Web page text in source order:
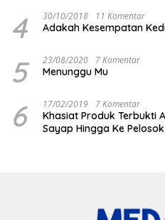
4 30/10/2018 11 Komentar
Adakah Kesempatan
5 23/08/2020 7 Komentar
Menunggu Mu
6 17/02/2019 7 Komentar
Khasiat Produk Terbukti
Sayap Hingga Ke